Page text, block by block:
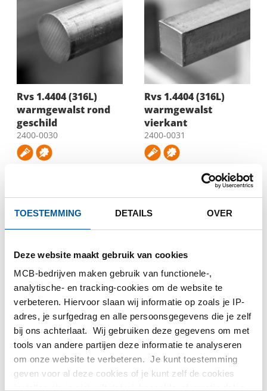
TOESTEMMING DETAILS OVER
Deze website maakt gebruik van cookies
MCB-bedrijven maken gebruik van functionele-,
analytische- en tracking-cookies om de website te
verbeteren. Hiervoor slaan wij informatie op zoals je IP-
adres, je surfgedrag en alle persoonsgegevens die je zelf
bij ons achterlaat. Wij gebruiken deze gegevens om met
tools van andere partijen deze informatie te analyseren
om onze website te verbeteren. Je kunt toestemming
geven voor al deze cookies of je kunt zelf de cookies
Rvs 1.4404 (316L)
warmgewalst rond
geschild
2400-0030
Rvs 1.4404 (316L)
warmgewalst
vierkant
2400-0031
SELECTEER UW MAAT
Rvs 1.4404 (316L)
warmgewalst plat
2400-0032
Rvs 1.4404 (316L)
warmgewalst hoek
gelijkzijdig
2400-0033